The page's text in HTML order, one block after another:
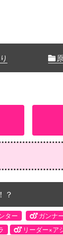
？
ター
ガンナ
リーダー×ア